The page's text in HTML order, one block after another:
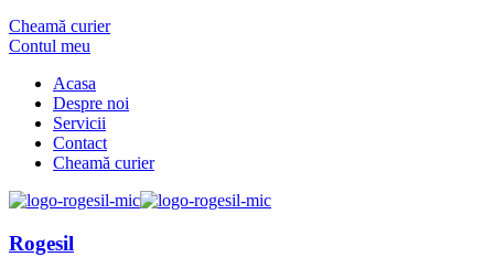
Cheamă curier
Contul meu
Acasa
Despre noi
Servicii
Contact
Cheamă curier
Rogesil